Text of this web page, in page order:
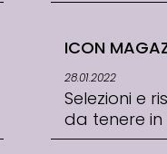
ICON
28.01.2022
Selezioni e
da tenere